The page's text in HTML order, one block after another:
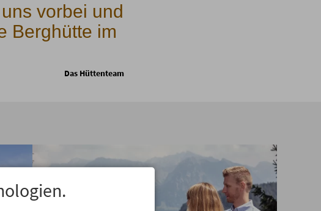
vorbei und
Berghütte im
Das Hüttenteam